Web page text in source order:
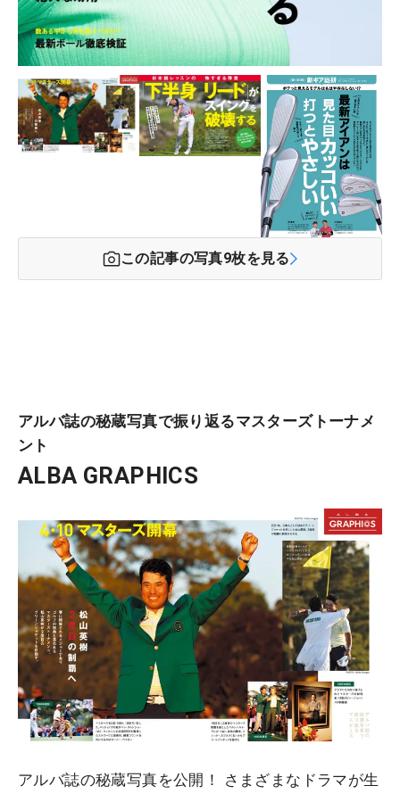
この記事の写真9枚を見る
アルバ誌の秘蔵写真で振り返るマスターズトーナメ
ント
ALBA GRAPHICS
アルバ誌の秘蔵写真を公開！ さまざまなドラマが生